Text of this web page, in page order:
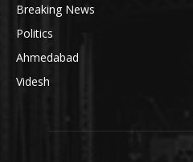
Breaking News
Politics
Ahmedabad
Videsh